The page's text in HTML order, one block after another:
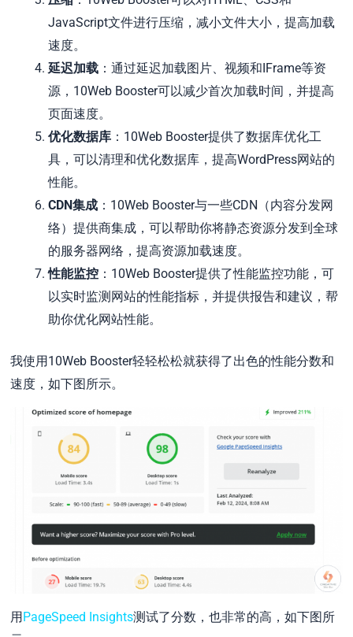
JavaScript文件进行压缩，减小文件大小，提高加载
速度。
延迟加载 ：通过延迟加载图片、视频和IFrame等资
源，10Web Booster可以减少首次加载时间，并提高
页面速度。
优化数据库 ：10Web Booster提供了数据库优化工
具，可以清理和优化数据库，提高WordPress网站的
性能。
CDN集成 ：10Web Booster与一些CDN（内容分发网
络）提供商集成，可以帮助你将静态资源分发到全球
的服务器网络，提高资源加载速度。
性能监控 ：10Web Booster提供了性能监控功能，可
以实时监测网站的性能指标，并提供报告和建议，帮
助你优化网站性能。
我使用10Web Booster轻轻松松就获得了出色的性能分数和
速度，如下图所示。
用 PageSpeed Insights测试了分数，也非常的高，如下图所